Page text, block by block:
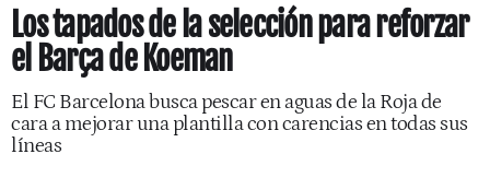
Los tapados de la selección para reforzar
el Barça de Koeman
El FC Barcelona busca pescar en aguas de la Roja de
cara a mejorar una plantilla con carencias en todas sus
líneas